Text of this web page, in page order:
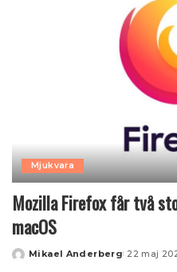
Mjukvara
Mozilla Firefox får två
macOS
Posted
Mikael Anderberg 22 maj